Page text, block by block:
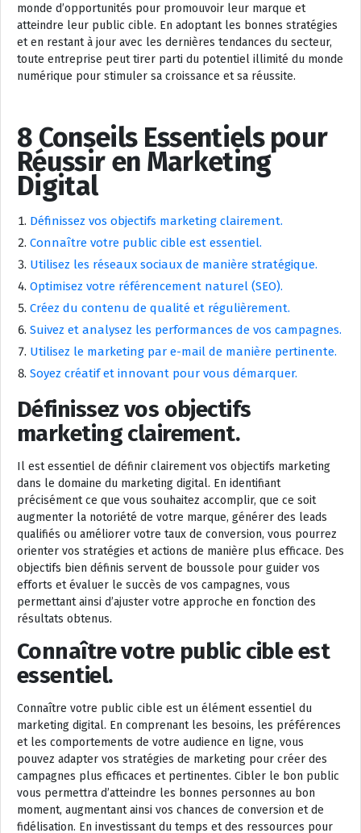
monde d’opportunités pour promouvoir leur marque et
atteindre leur public cible. En adoptant les bonnes stratégies
et en restant à jour avec les dernières tendances du secteur,
toute entreprise peut tirer parti du potentiel illimité du monde
numérique pour stimuler sa croissance et sa réussite.
8 Conseils Essentiels pour
Réussir en Marketing
Digital
Définissez vos objectifs marketing clairement.
Connaître votre public cible est essentiel.
Utilisez les réseaux sociaux de manière stratégique.
Optimisez votre référencement naturel (SEO).
Créez du contenu de qualité et régulièrement.
Suivez et analysez les performances de vos campagnes.
Utilisez le marketing par e-mail de manière pertinente.
Soyez créatif et innovant pour vous démarquer.
Définissez vos objectifs
marketing clairement.
Il est essentiel de définir clairement vos objectifs marketing
dans le domaine du marketing digital. En identifiant
précisément ce que vous souhaitez accomplir, que ce soit
augmenter la notoriété de votre marque, générer des leads
qualifiés ou améliorer votre taux de conversion, vous pourrez
orienter vos stratégies et actions de manière plus efficace. Des
objectifs bien définis servent de boussole pour guider vos
efforts et évaluer le succès de vos campagnes, vous
permettant ainsi d’ajuster votre approche en fonction des
résultats obtenus.
Connaître votre public cible est
essentiel.
Connaître votre public cible est un élément essentiel du
marketing digital. En comprenant les besoins, les préférences
et les comportements de votre audience en ligne, vous
pouvez adapter vos stratégies de marketing pour créer des
campagnes plus efficaces et pertinentes. Cibler le bon public
vous permettra d’atteindre les bonnes personnes au bon
moment, augmentant ainsi vos chances de conversion et de
fidélisation. En investissant du temps et des ressources pour